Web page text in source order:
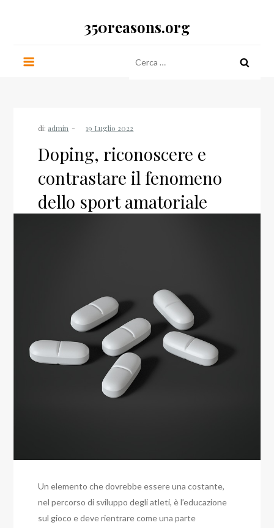
350reasons.org
per:
di: admin
Doping, riconoscere e
contrastare il fenomeno
dello sport amatoriale
Un elemento che dovrebbe essere una costante,
nel percorso di sviluppo degli atleti, è l’educazione
sul gioco e deve rientrare come una parte